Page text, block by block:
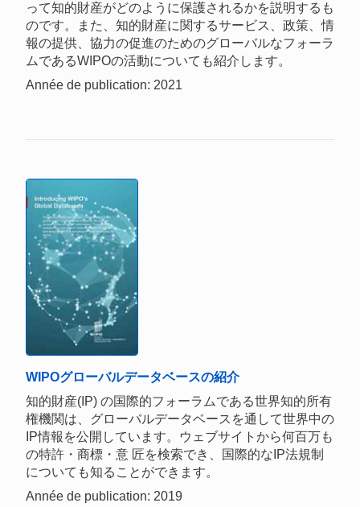
って知的財産がどのように保護されるかを説明するも
のです。また、知的財産に関するサービス、政策、情
報の提供、協力の促進のためのグローバルなフォーラ
ムであるWIPOの活動についても紹介します。
Année de publication: 2021
WIPOグローバルデータベースの紹介
知的財産(IP) の国際的フォーラムである世界知的所有
権機関は、グローバルデータベースを通して世界中の
IP情報を公開しています。ウェブサイトから何百万も
の特許・商標・意 匠を検索でき、国際的なIP法規制
についても知ることができます。
Année de publication: 2019